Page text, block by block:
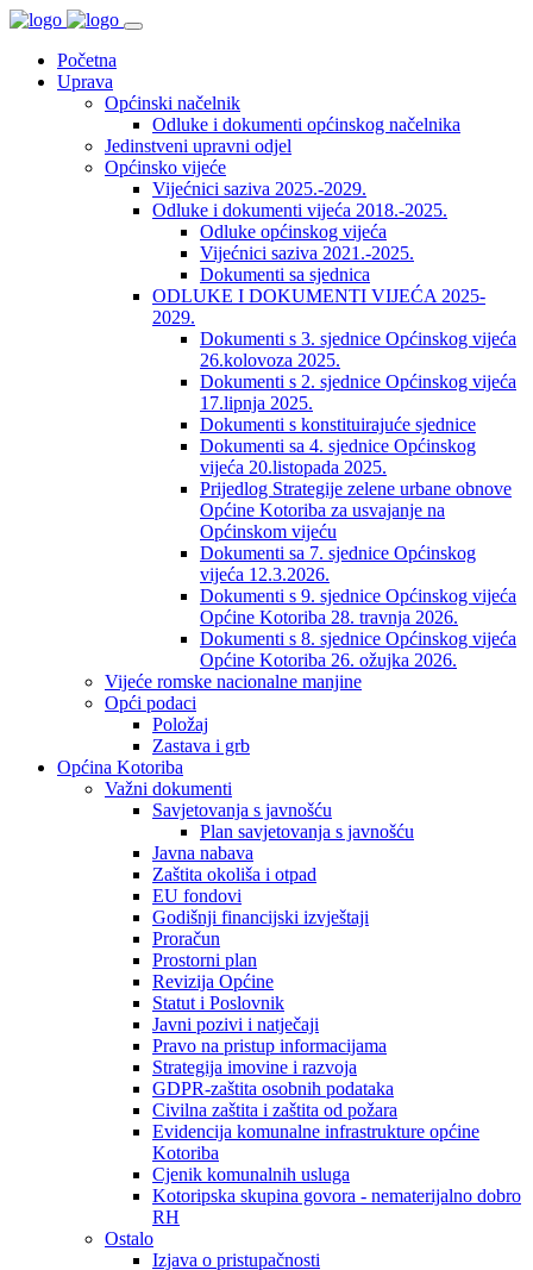
Početna
Uprava
Općinski načelnik
Odluke i dokumenti općinskog načelnika
Jedinstveni upravni odjel
Općinsko vijeće
Vijećnici saziva 2025.-2029.
Odluke i dokumenti vijeća 2018.-2025.
Odluke općinskog vijeća
Vijećnici saziva 2021.-2025.
Dokumenti sa sjednica
ODLUKE I DOKUMENTI VIJEĆA 2025-
2029.
Dokumenti s 3. sjednice Općinskog vijeća
26.kolovoza 2025.
Dokumenti s 2. sjednice Općinskog vijeća
17.lipnja 2025.
Dokumenti s konstituirajuće sjednice
Dokumenti sa 4. sjednice Općinskog
vijeća 20.listopada 2025.
Prijedlog Strategije zelene urbane obnove
Općine Kotoriba za usvajanje na
Općinskom vijeću
Dokumenti sa 7. sjednice Općinskog
vijeća 12.3.2026.
Dokumenti s 9. sjednice Općinskog vijeća
Općine Kotoriba 28. travnja 2026.
Dokumenti s 8. sjednice Općinskog vijeća
Općine Kotoriba 26. ožujka 2026.
Vijeće romske nacionalne manjine
Opći podaci
Položaj
Zastava i grb
Općina Kotoriba
Važni dokumenti
Savjetovanja s javnošću
Plan savjetovanja s javnošću
Javna nabava
Zaštita okoliša i otpad
EU fondovi
Godišnji financijski izvještaji
Proračun
Prostorni plan
Revizija Općine
Statut i Poslovnik
Javni pozivi i natječaji
Pravo na pristup informacijama
Strategija imovine i razvoja
GDPR-zaštita osobnih podataka
Civilna zaštita i zaštita od požara
Evidencija komunalne infrastrukture općine
Kotoriba
Cjenik komunalnih usluga
Kotoripska skupina govora - nematerijalno dobro
RH
Ostalo
Izjava o pristupačnosti